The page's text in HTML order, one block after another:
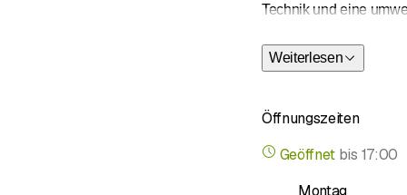
Technik und eine
Vom Kauf der
• die Konzeption der
• das Zuschneiden, die
• Verlegung
Weiterlesen
Öffnungszeiten
Geöffnet bis 17:00
Montag